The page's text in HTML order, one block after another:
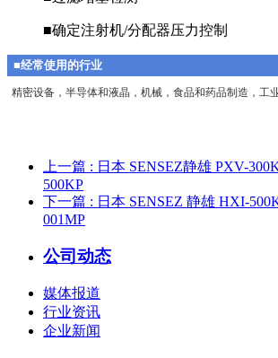
■确定注射机/分配器压力控制
■经常使用的行业
精密设备，半导体和液晶，机械，食品和药品制造，工
上一篇 : 日本 SENSEZ静雄 PXV-
500KP
下一篇 : 日本 SENSEZ 静雄 HXI-
001MP
公司动态
媒体报道
行业资讯
企业新闻